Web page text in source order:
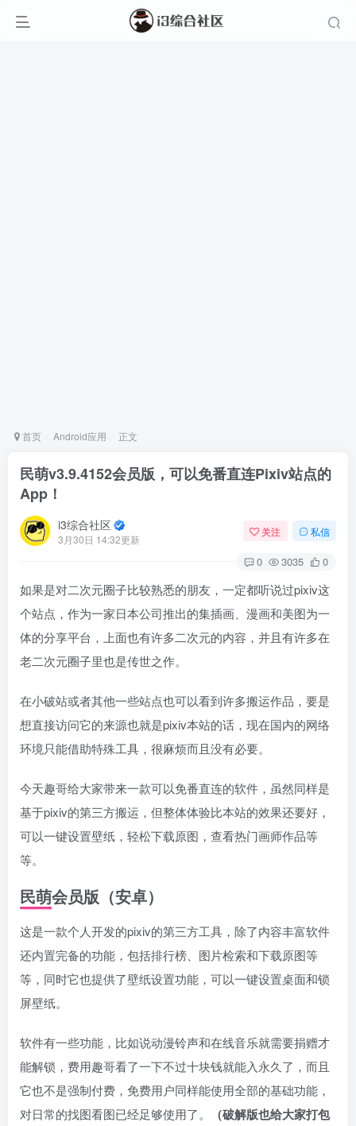
首页 Android应用 正文
民萌v3.9.4152会员版，可以免番直连Pixiv站点的
App！
i3综合社区
3月30日 14:32更新
关注 私信
0 3035 0
如果是对二次元圈子比较熟悉的朋友，一定都听说过pixiv这
个站点，作为一家日本公司推出的集插画、漫画和美图为一
体的分享平台，上面也有许多二次元的内容，并且有许多在
老二次元圈子里也是传世之作。
在小破站或者其他一些站点也可以看到许多搬运作品，要是
想直接访问它的来源也就是pixiv本站的话，现在国内的网络
环境只能借助特殊工具，很麻烦而且没有必要。
今天趣哥给大家带来一款可以免番直连的软件，虽然同样是
基于pixiv的第三方搬运，但整体体验比本站的效果还要好，
可以一键设置壁纸，轻松下载原图，查看热门画师作品等
等。
民萌会员版（安卓）
这是一款个人开发的pixiv的第三方工具，除了内容丰富软件
还内置完备的功能，包括排行榜、图片检索和下载原图等
等，同时它也提供了壁纸设置功能，可以一键设置桌面和锁
屏壁纸。
软件有一些功能，比如说动漫铃声和在线音乐就需要捐赠才
能解锁，费用趣哥看了一下不过十块钱就能入永久了，而且
它也不是强制付费，免费用户同样能使用全部的基础功能，
对日常的找图看图已经足够使用了。
（破解版也给大家打包